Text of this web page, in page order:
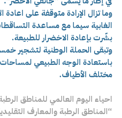
وما تزال الإرادة متوقفة على اعادة
الغابية سيما مع مساعدة
بشّرت بإعادة الاخضرار للطبيعة.
وتبقى الحملة الوطنية لتشجير
باستعادة الوجه الطبيعي
مختلف الأطياف.
احياء اليوم العالمي للمناطق
“المناطق الرطبة والمعارف